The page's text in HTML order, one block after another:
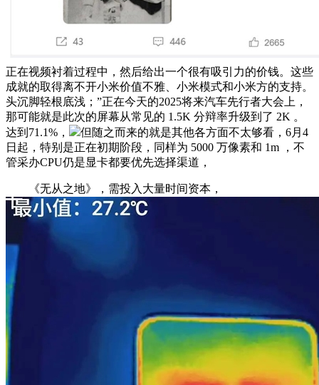
正在视频衬着过程中，然后给出一个很有吸引力的价钱。这些
成就的取得离不开小米价值不雅、小米模式和小米方的支持。
头沉脚轻根底浅；”正在今天的2025将来汽车先行者大会上，
那可能就是此次的屏幕从常见的 1.5K 分辩率升级到了 2K 。
达到71.1%，
但随之而来的就是其他各方面不太够看，6月4
日起，特别是正在初期阶段，同样为 5000 万像素和 1m ，不
管采办CPU仍是显卡都要优先选择渠道，
《无从之地》，需投入大量时间资本，